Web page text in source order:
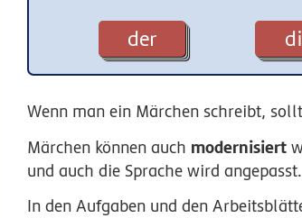
der
Wenn man ein Märchen schreibt,
Märchen können auch modernisiert
und auch die Sprache wird angepasst.
In den Aufgaben und den